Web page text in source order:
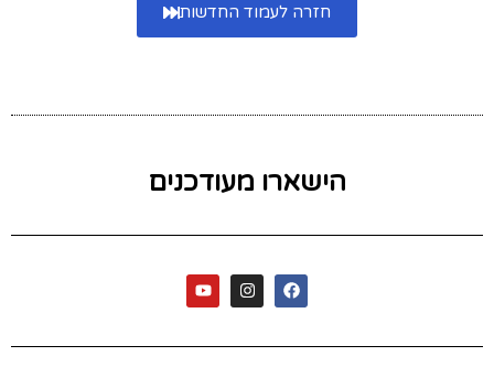
חזרה לעמוד החדשות
הישארו מעודכנים